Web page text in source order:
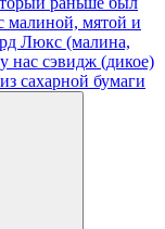
малиной, мятой и
Люкс (малина,
нас сэвидж (дикое)
сахарной бумаги